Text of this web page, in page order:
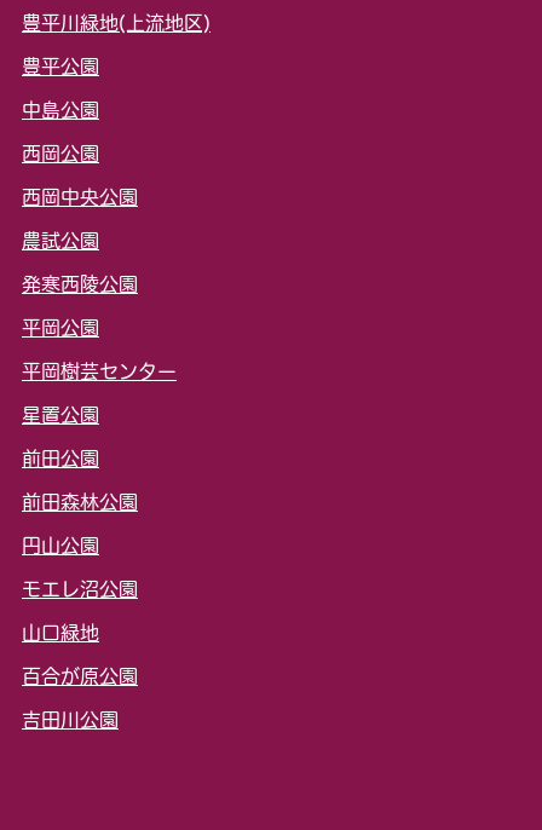
豊平川緑地(上流地区)
豊平公園
中島公園
西岡公園
西岡中央公園
農試公園
発寒西陵公園
平岡公園
平岡樹芸センター
星置公園
前田公園
前田森林公園
円山公園
モエレ沼公園
山口緑地
百合が原公園
吉田川公園